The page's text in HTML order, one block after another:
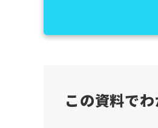
この資料で